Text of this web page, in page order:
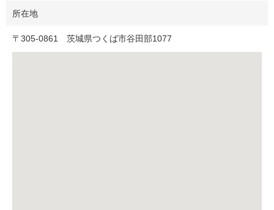
所在地
〒 305-0861 茨城県つくば市谷田部1077